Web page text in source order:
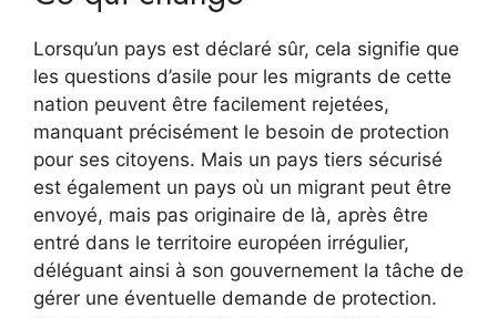
Lorsqu’un pays est déclaré sûr, cela signifie que
les questions d’asile pour les migrants de cette
nation peuvent être facilement rejetées,
manquant précisément le besoin de protection
pour ses citoyens. Mais un pays tiers sécurisé
est également un pays où un migrant peut être
envoyé, mais pas originaire de là, après être
entré dans le territoire européen irrégulier,
déléguant ainsi à son gouvernement la tâche de
gérer une éventuelle demande de protection.